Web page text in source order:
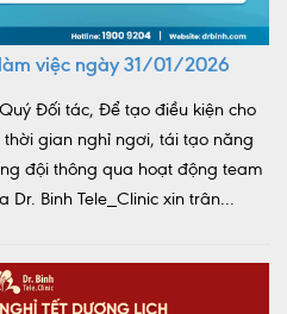
việc ngày 31/01/2026
Đối tác, Để tạo điều kiện cho
gian nghỉ ngơi, tái tạo năng
đội thông qua hoạt động team
Binh Tele_Clinic xin trân...